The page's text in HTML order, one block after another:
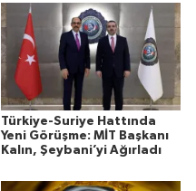
Türkiye-Suriye Hattında
Yeni Görüşme: MİT Başkanı
Kalın, Şeybani’yi Ağırladı